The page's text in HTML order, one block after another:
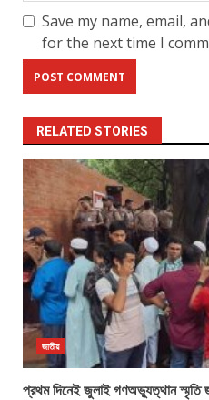
Save my name, email,
for the next time I
RELATED STORIES
জাতীয়
প্রথম দিনেই জুলাই গণঅভ্যুত্থান স্মৃতি